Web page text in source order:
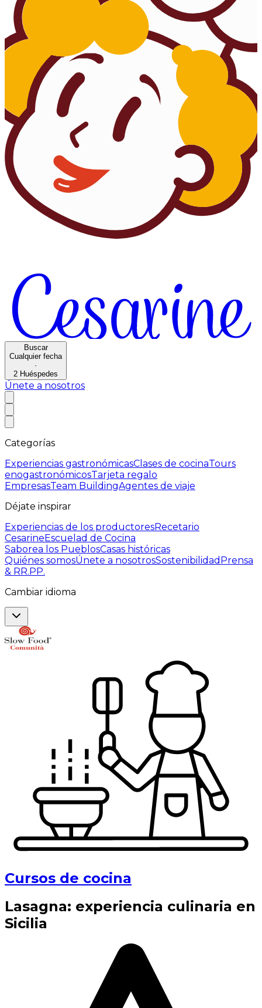
Buscar
Cualquier fecha
·
2 Huéspedes
Únete a nosotros
Categorías
Experiencias gastronómicasClases de cocinaTours
enogastronómicosTarjeta regalo
EmpresasTeam BuildingAgentes de viaje
Déjate inspirar
Experiencias de los productoresRecetario
CesarineEscuelad de Cocina
Saborea los PueblosCasas históricas
Quiénes somosÚnete a nosotrosSostenibilidad Prensa
& RR.PP.
Cambiar idioma
Cursos de cocina
Lasagna: experiencia culinaria en
Sicilia